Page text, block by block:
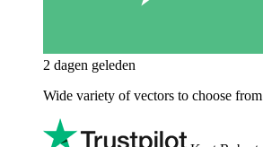
2 dagen geleden
Wide variety of vectors to choose from